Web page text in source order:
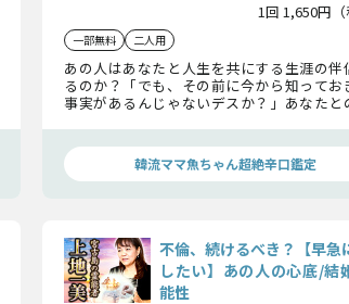
1回 1,650円（
一部無料 二人用
あの人はあなたと人生を共にする生涯の伴
るのか？「でも、その前に今から知ってお
事実があるんじゃないデスか？」あなたと
のか？ 魚ちゃんがズバリ辛口鑑定しちゃ
よーー！
韓流ママ魚ちゃん超絶辛口鑑定
不倫、続けるべき？【早急
したい】あの人の心底/結
能性